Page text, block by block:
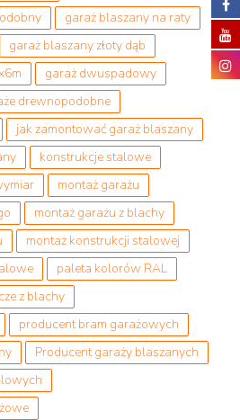
garaż blaszany na raty
garaż blaszany złoty dąb
garaż dwuspadowy
drewnopodobne
jak zamontować garaż blaszany
konstrukcje stalowe
montaż garażu
montaż garażu z blachy
montaż konstrukcji stalowej
paleta kolorów RAL
z blachy
producent bram garażowych
Producent garaży blaszanych